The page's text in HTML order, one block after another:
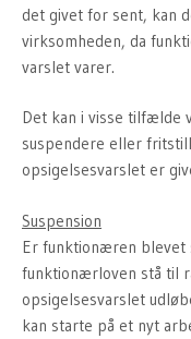
det givet for sent, kan
virksomheden, da
varslet varer.
Det kan i visse tilfælde
suspendere eller
opsigelsesvarslet er
Suspension
Er funktionæren blevet
funktionærloven stå til
opsigelsesvarslet
kan starte på et nyt